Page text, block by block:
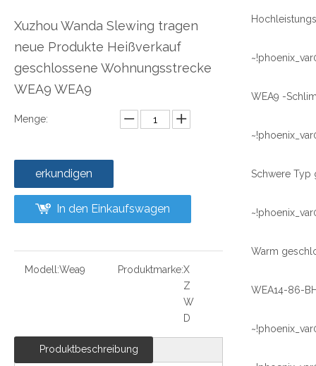
Xuzhou Wanda Slewing tragen
neue Produkte Heißverkauf
geschlossene Wohnungsstrecke
WEA9 WEA9
Menge:
erkundigen
In den Einkaufswagen
Modell:Wea9 Produktmarke:X
Z
W
D
Produktbeschreibung